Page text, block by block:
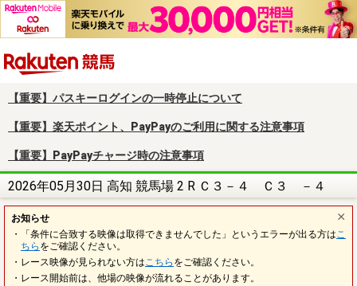
【重要】パスキーログインの一時停止について
【重要】楽天ポイント、PayPayのご利用に関する注意事項
【重要】PayPayチャージ時の注意事項
2026年05月30日 高知 競馬場 2 R Ｃ３－４ Ｃ３ －４
お知らせ
・「条件に合致する映像は取得できませんでした」というエラーが出る方は こ
ちら をご確認ください。
・レース映像が見られない方は こちら をご確認ください。
・レース開始前は、他場の映像が流れることがあります。